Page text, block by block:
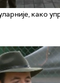
како